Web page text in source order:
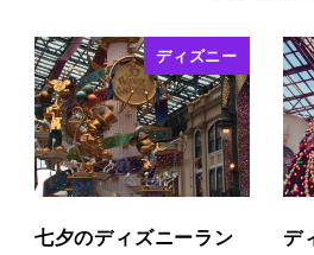
ディズニー
七夕のディズニーラン
デ